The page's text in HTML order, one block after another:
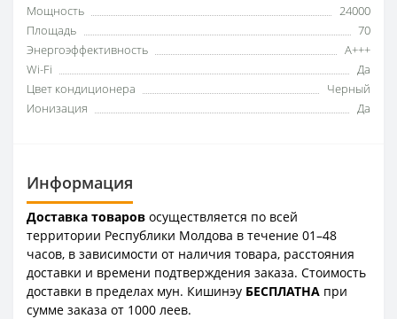
Мощность
24000
Площадь
70
Энергоэффективность
A+++
Wi-Fi
Да
Цвет кондиционера
Черный
Ионизация
Да
Информация
Доставка товаров осуществляется по всей
территории Республики Молдова в течение 01–48
часов, в зависимости от наличия товара, расстояния
доставки и времени подтверждения заказа. Стоимость
доставки в пределах мун. Кишинэу БЕСПЛАТНА при
сумме заказа от 1000 леев.